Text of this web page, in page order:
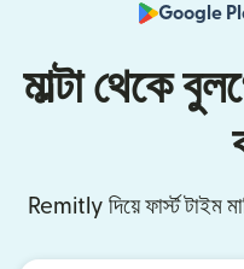
Google
মাল্টা থেকে
Remitly দিয়ে ফার্স্ট টাইম